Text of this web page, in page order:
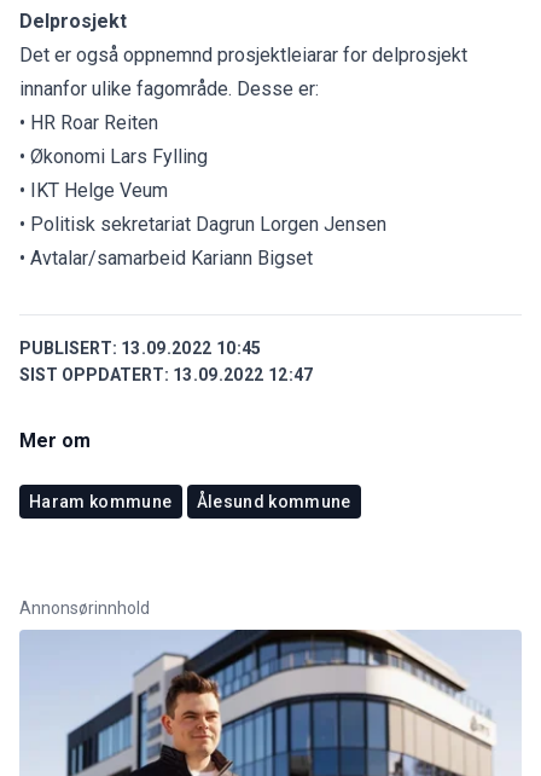
Delprosjekt
Det er også oppnemnd prosjektleiarar for delprosjekt
innanfor ulike fagområde. Desse er:
• HR Roar Reiten
• Økonomi Lars Fylling
• IKT Helge Veum
• Politisk sekretariat Dagrun Lorgen Jensen
• Avtalar/samarbeid Kariann Bigset
PUBLISERT: 13.09.2022 10:45
SIST OPPDATERT: 13.09.2022 12:47
Mer om
Haram kommune Ålesund kommune
Annonsørinnhold